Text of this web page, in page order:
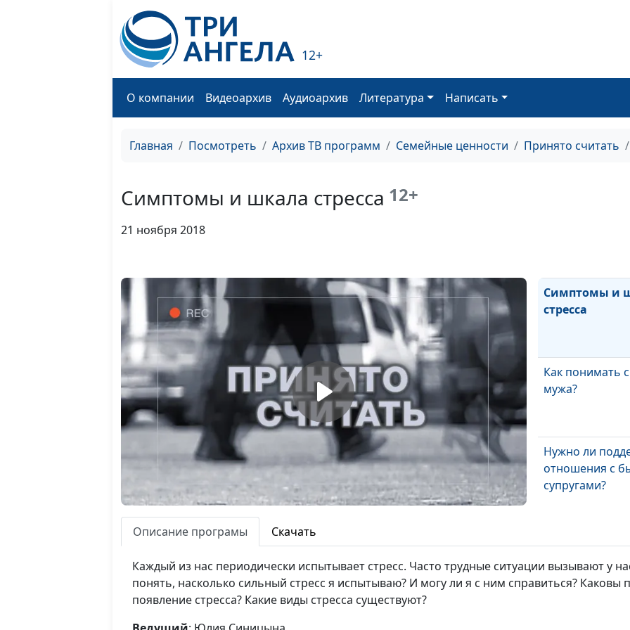
12+
О компании Видеоархив Аудиоархив Литература Написать
Главная Посмотреть Архив ТВ программ Семейные ценности Принято считать
Симптомы и шкала стресса 12+
21 ноября 2018
Симптомы и
стресса
Как понимать
мужа?
Нужно ли
отношения с
супругами?
любовь?
Описание програмы Скачать
Каждый из нас периодически испытывает стресс. Часто трудные ситуации вызывают у
понять, насколько сильный стресс я испытываю? И могу ли я с ним справиться? Каковы
появление стресса? Какие виды стресса существуют?